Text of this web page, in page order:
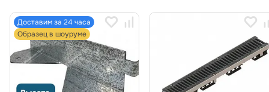
Доставим за 24 часа
Образец в шоуруме